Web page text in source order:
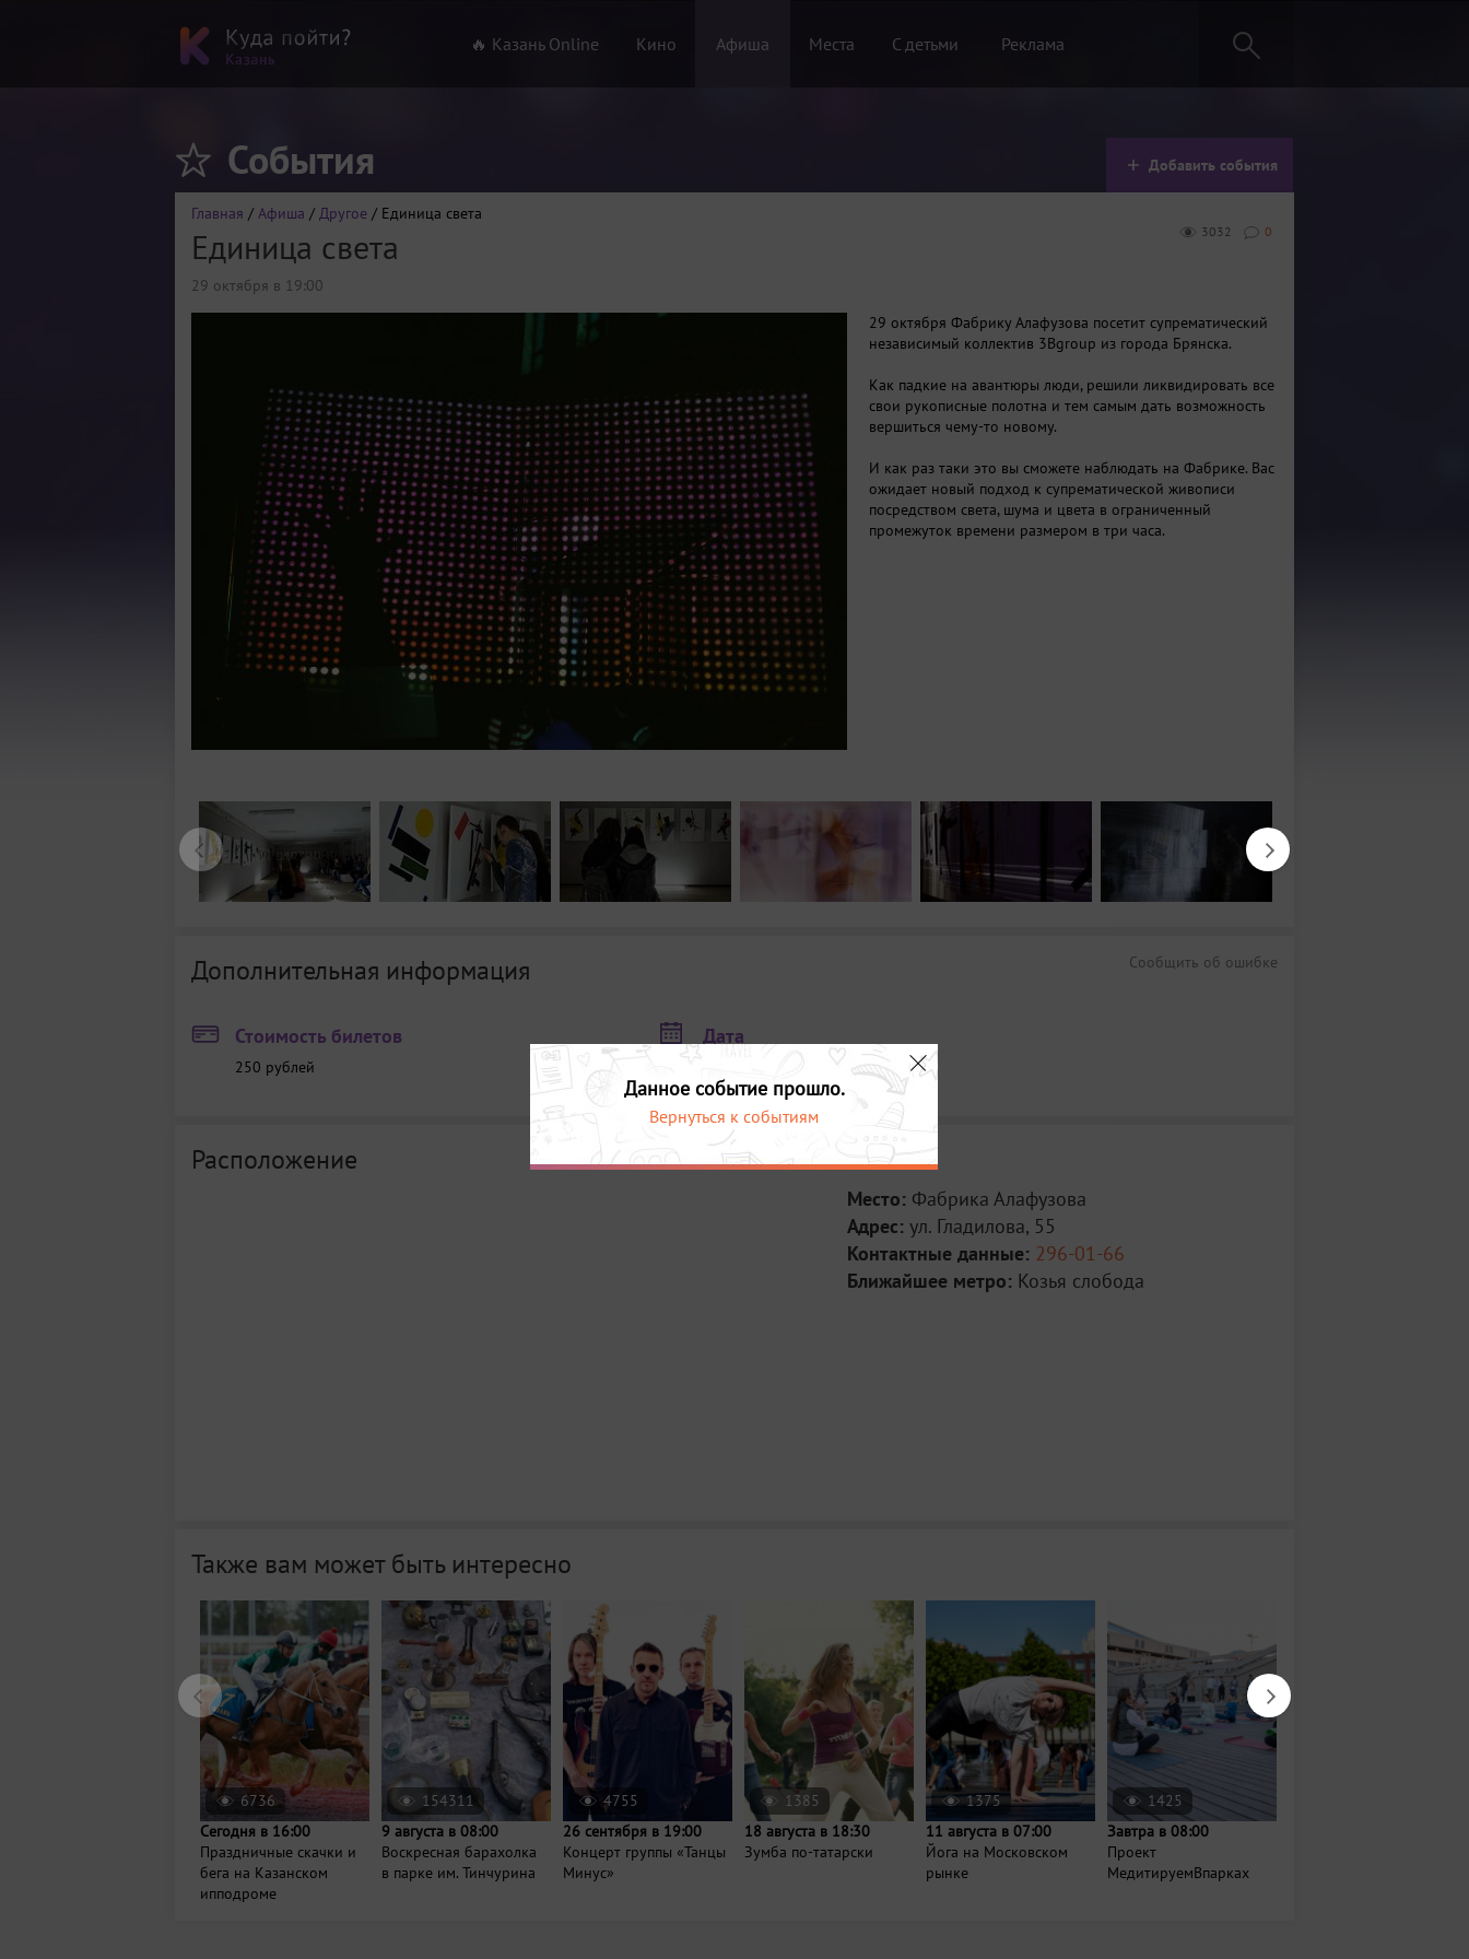
🔥 Казань Online Кино Афиша Места С детьми Реклама
События Добавить события
Главная / Афиша / Другое / Единица света
0
3032
Единица света
29 октября в 19:00
29 октября Фабрику Алафузова посетит супрематический
независимый коллектив 3Bgroup из города Брянска.
Как падкие на авантюры люди, решили ликвидировать все
свои рукописные полотна и тем самым дать возможность
вершиться чему-то новому.
И как раз таки это вы сможете наблюдать на Фабрике. Вас
ожидает новый подход к супрематической живописи
посредством света, шума и цвета в ограниченный
промежуток времени размером в три часа.
Сообщить об ошибке
Дополнительная информация
Стоимость билетов
250 рублей
Дата
Расположение
Место: Фабрика Алафузова
Адрес: ул. Гладилова, 55
Контактные данные: 296-01-66
Ближайшее метро: Козья слобода
Также вам может быть интересно
6736
Сегодня в 16:00
Праздничные скачки и
бега на Казанском
ипподроме
154311
9 августа в 08:00
Воскресная барахолка
в парке им. Тинчурина
4755
26 сентября в 19:00
Концерт группы «Танцы
Минус»
1385
18 августа в 18:30
Зумба по-татарски
1375
11 августа в 07:00
Йога на Московском
рынке
1425
Завтра в 08:00
Проект
МедитируемВпарках
Данное событие прошло.
Вернуться к событиям